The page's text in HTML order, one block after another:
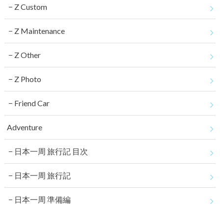
Z Custom
Z Maintenance
Z Other
Z Photo
Friend Car
Adventure
日本一周 旅行記 目次
日本一周 旅行記
日本一周 準備編